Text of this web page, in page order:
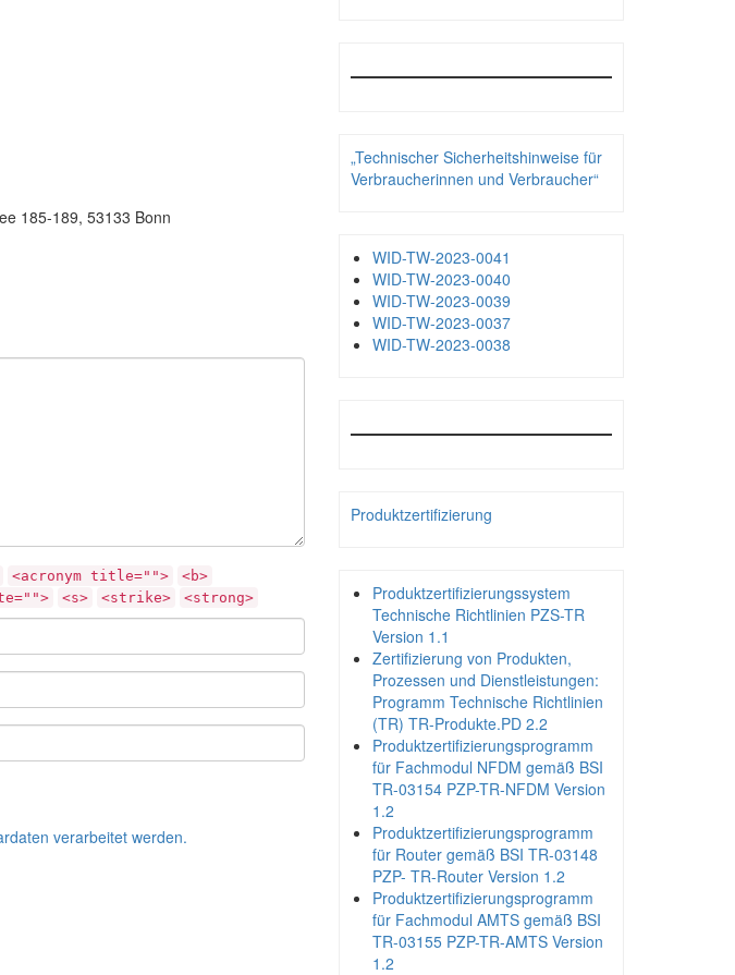
185-189, 53133 Bonn
<acronym title="">
<b>
<s> <strike> <strong>
verarbeitet werden.
„Technischer Sicherheitshinweise für
Verbraucherinnen und Verbraucher“
WID-TW-2023-0041
WID-TW-2023-0040
WID-TW-2023-0039
WID-TW-2023-0037
WID-TW-2023-0038
Produktzertifizierung
Produktzertifizierungssystem
Technische Richtlinien PZS-TR
Version 1.1
Zertifizierung von Produkten,
Prozessen und Dienstleistungen:
Programm Technische Richtlinien
(TR) TR-Produkte.PD 2.2
Produktzertifizierungsprogramm
für Fachmodul NFDM gemäß BSI
TR-03154 PZP-TR-NFDM Version
1.2
Produktzertifizierungsprogramm
für Router gemäß BSI TR-03148
PZP- TR-Router Version 1.2
Produktzertifizierungsprogramm
für Fachmodul AMTS gemäß BSI
TR-03155 PZP-TR-AMTS Version
1.2